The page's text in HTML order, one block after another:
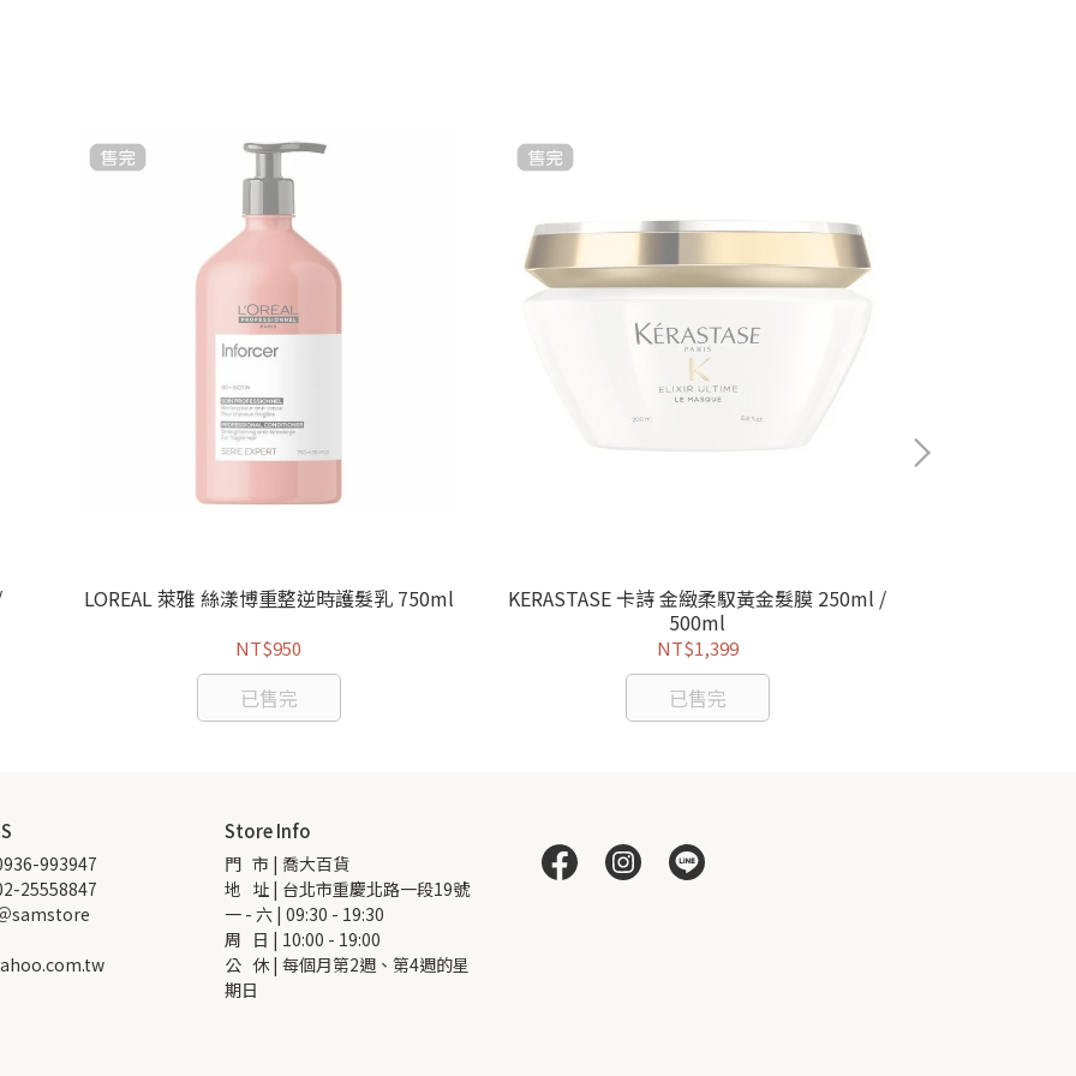
LOREAL 萊雅 絲漾博重整逆時護髮乳 750ml
NT$950
已售完
KERASTASE 卡詩 金緻柔馭黃金髮膜 250ml /
500ml
NT$1,399
已售完
993947
25558847
samstore
Store Info
門   市 | 喬大百貨
地   址 | 台北市重慶北路一段19號
一 - 六 | 09:30 - 19:30
周   日 | 10:00 - 19:00
公   休 | 每個月第2週、第4週的星
期日